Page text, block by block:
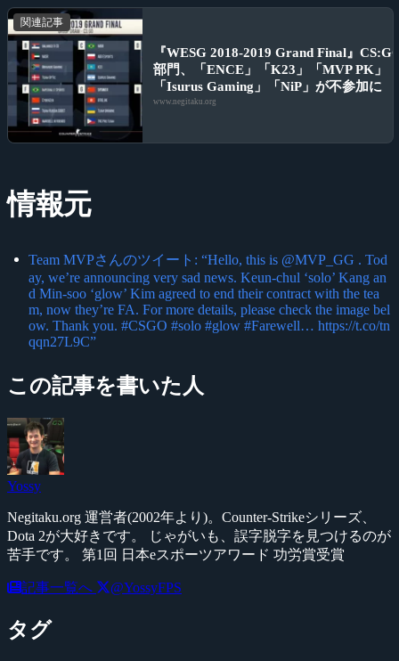
関連記事
『WESG 2018-2019 Grand Final』
部門、「ENCE」「K23」「MVP PK」
「Isurus Gaming」「NiP」が不参加に
www.negitaku.org
情報元
Team MVPさんのツイート: “Hello, this is @MVP_GG . Tod
ay, we’re announcing very sad news. Keun-chul ‘solo’ Kang an
d Min-soo ‘glow’ Kim agreed to end their contract with the tea
m, now they’re FA. For more details, please check the image bel
ow. Thank you. #CSGO #solo #glow #Farewell… https://t.co/tn
qqn27L9C”
この記事を書いた人
Yossy
Negitaku.org 運営者(2002年より)。Counter-Strikeシリーズ、
Dota 2が大好きです。 じゃがいも、誤字脱字を見つけるのが
苦手です。 第1回 日本eスポーツアワード 功労賞受賞
記事一覧へ @YossyFPS
タグ